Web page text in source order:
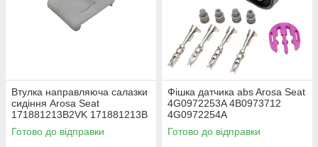
Втулка направляюча салазки
сидіння Arosa Seat
171881213B2VK 171881213B
Готово до відправки
Фішка датчика abs Arosa Seat
4G0972253A 4B0973712
4G0972254A
Готово до відправки